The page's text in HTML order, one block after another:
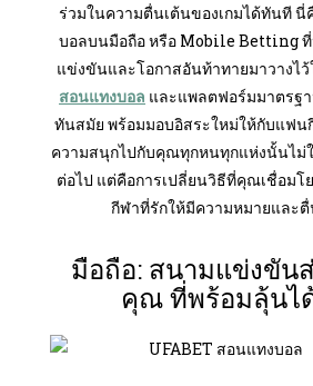
ร่วมในความตื่นเต้นของเกมได้ทันที นี่
บอลบนมือถือ หรือ Mobile Betting ที่
แข่งขันและโอกาสอันท้าทายมาวางไ
สอนแทงบอล และแพลตฟอร์มมาตรฐ
ทันสมัย พร้อมมอบอิสระใหม่ให้กับแฟน
ความสนุกไปกับคุณทุกหนทุกแห่งนั้นไม่
ต่อไป แต่คือการเปลี่ยนวิธีที่คุณเชื่อมโ
กีฬาที่รักให้มีความหมายและ
มือถือ: สนามแข่งขัน
คุณ ที่พร้อมลุ้นไ